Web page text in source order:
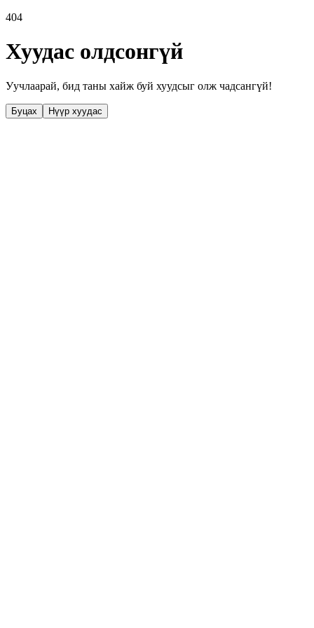
404
Хуудас олдсонгүй
Уучлаарай, бид таны хайж буй хуудсыг олж чадсангүй!
Буцах Нүүр хуудас